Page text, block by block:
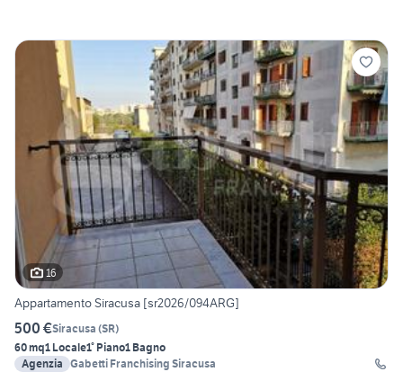
16
Appartamento Siracusa [sr2026/094ARG]
500 €Siracusa (SR)
60 mq1 Locale1° Piano1 Bagno
Agenzia Gabetti Franchising Siracusa